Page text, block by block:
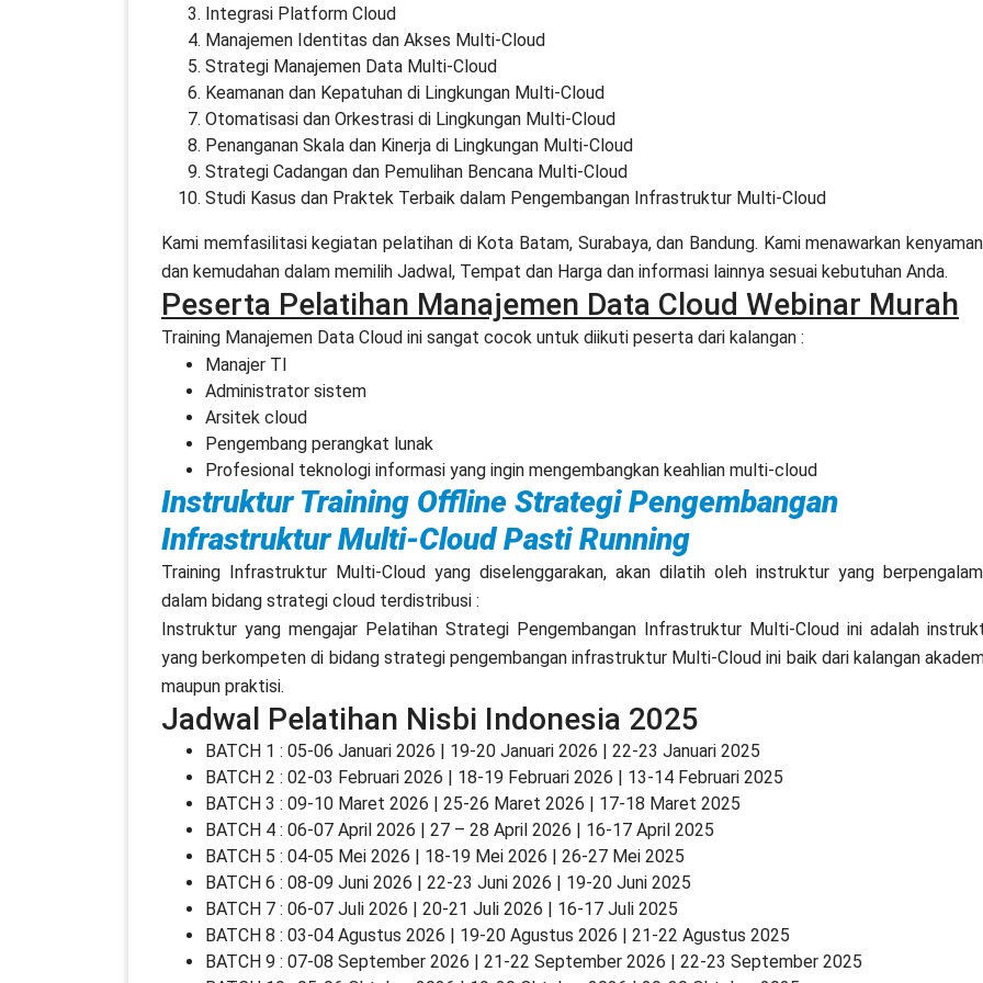
Integrasi Platform Cloud
Manajemen Identitas dan Akses Multi-Cloud
Strategi Manajemen Data Multi-Cloud
Keamanan dan Kepatuhan di Lingkungan Multi-Cloud
Otomatisasi dan Orkestrasi di Lingkungan Multi-Cloud
Penanganan Skala dan Kinerja di Lingkungan Multi-Cloud
Strategi Cadangan dan Pemulihan Bencana Multi-Cloud
Studi Kasus dan Praktek Terbaik dalam Pengembangan Infrastruktur Multi-Cloud
Kami memfasilitasi kegiatan pelatihan di Kota Batam, Surabaya, dan Bandung. Kami menawarkan
dan kemudahan dalam memilih Jadwal, Tempat dan Harga dan informasi lainnya sesuai kebutuhan Anda.
Peserta Pelatihan Manajemen Data Cloud Webinar Murah
Training Manajemen Data Cloud ini sangat cocok untuk diikuti peserta dari kalangan :
Manajer TI
Administrator sistem
Arsitek cloud
Pengembang perangkat lunak
Profesional teknologi informasi yang ingin mengembangkan keahlian multi-cloud
Instruktur Training Offline Strategi Pengembangan
Infrastruktur Multi-Cloud Pasti Running
Training Infrastruktur Multi-Cloud yang diselenggarakan, akan dilatih oleh instruktur yang
dalam bidang strategi cloud terdistribusi :
Instruktur yang mengajar Pelatihan Strategi Pengembangan Infrastruktur Multi-Cloud ini adalah
yang berkompeten di bidang strategi pengembangan infrastruktur Multi-Cloud ini baik dari kalangan
maupun praktisi.
Jadwal Pelatihan Nisbi Indonesia 2025
BATCH 1 : 05-06 Januari 2026 | 19-20 Januari 2026 | 22-23 Januari 2025
BATCH 2 : 02-03 Februari 2026 | 18-19 Februari 2026 | 13-14 Februari 2025
BATCH 3 : 09-10 Maret 2026 | 25-26 Maret 2026 | 17-18 Maret 2025
BATCH 4 : 06-07 April 2026 | 27 – 28 April 2026 | 16-17 April 2025
BATCH 5 : 04-05 Mei 2026 | 18-19 Mei 2026 | 26-27 Mei 2025
BATCH 6 : 08-09 Juni 2026 | 22-23 Juni 2026 | 19-20 Juni 2025
BATCH 7 : 06-07 Juli 2026 | 20-21 Juli 2026 | 16-17 Juli 2025
BATCH 8 : 03-04 Agustus 2026 | 19-20 Agustus 2026 | 21-22 Agustus 2025
BATCH 9 : 07-08 September 2026 | 21-22 September 2026 | 22-23 September 2025